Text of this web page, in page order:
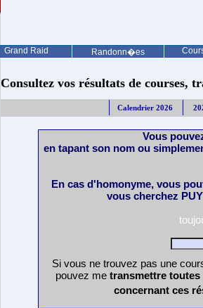
Grand Raid Randonn�es
Consultez vos résultats de courses,
Calendrier 2026
Vous
en tapant son nom ou
En cas d'homonyme, vous
vous cherchez
Si vous ne trouvez pas une
pouvez me transmettre
concernant ces